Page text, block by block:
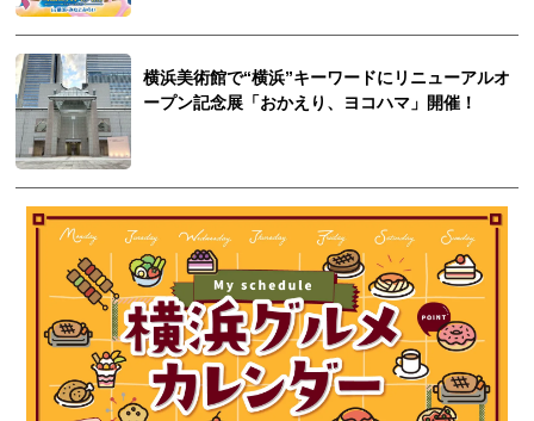
横浜美術館で“横浜”キーワードにリニューアルオ
ープン記念展「おかえり、ヨコハマ」開催！